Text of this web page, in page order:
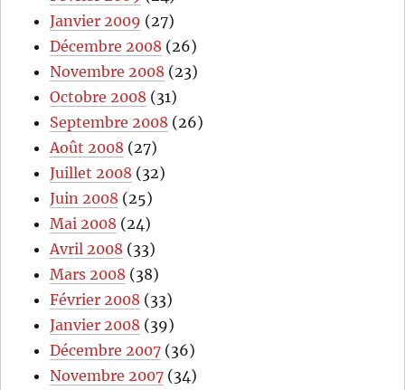
Janvier 2009 (27)
Décembre 2008 (26)
Novembre 2008 (23)
Octobre 2008 (31)
Septembre 2008 (26)
Août 2008 (27)
Juillet 2008 (32)
Juin 2008 (25)
Mai 2008 (24)
Avril 2008 (33)
Mars 2008 (38)
Février 2008 (33)
Janvier 2008 (39)
Décembre 2007 (36)
Novembre 2007 (34)